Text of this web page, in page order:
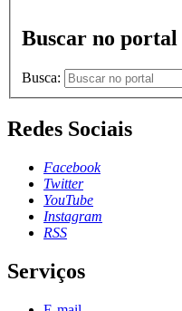
Buscar no portal
Busca:
Redes Sociais
Facebook
Twitter
YouTube
Instagram
RSS
Serviços